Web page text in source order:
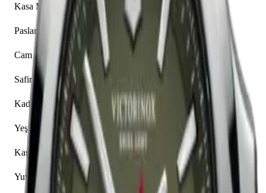
Kasa Malzemesi
Paslanmaz Çelik
Cam
Safir
Kadran Rengi
Yeşil
Kasa Şekli
Yuvarlak